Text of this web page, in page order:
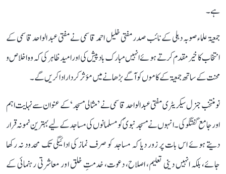
ہے۔
جمعیۃ علماء صوبہ دہلی کے نائب صدر مفتی خلیل احمد قاسمی نے مفتی عبد الواحد قاسمی کے
انتخاب کا خیر مقدم کرتے ہوئے انہیں مبارک باد پیش کی اور امید ظاہر کی کہ وہ اخلاص و
محنت کے ساتھ جمعیۃ کے کاموں کو آگے بڑھانے میں مؤثر کردار ادا کریں گے۔
نو منتخب جنرل سیکریٹری مفتی عبد الواحد قاسمی نے ’مثالی مسجد‘ کے عنوان سے نہایت اہم
اور جامع گفتگو کی۔ انہوں نے مسجد نبویؐ کو مسلمانوں کی مساجد کے لیے بہترین نمونہ قرار
دیتے ہوئے اس بات پر زور دیا کہ مساجد کو صرف نماز کی ادائیگی تک محدود نہ رکھا
جائے، بلکہ انہیں دینی تعلیم، اصلاح، دعوت، خدمتِ خلق اور معاشرتی رہنمائی کے